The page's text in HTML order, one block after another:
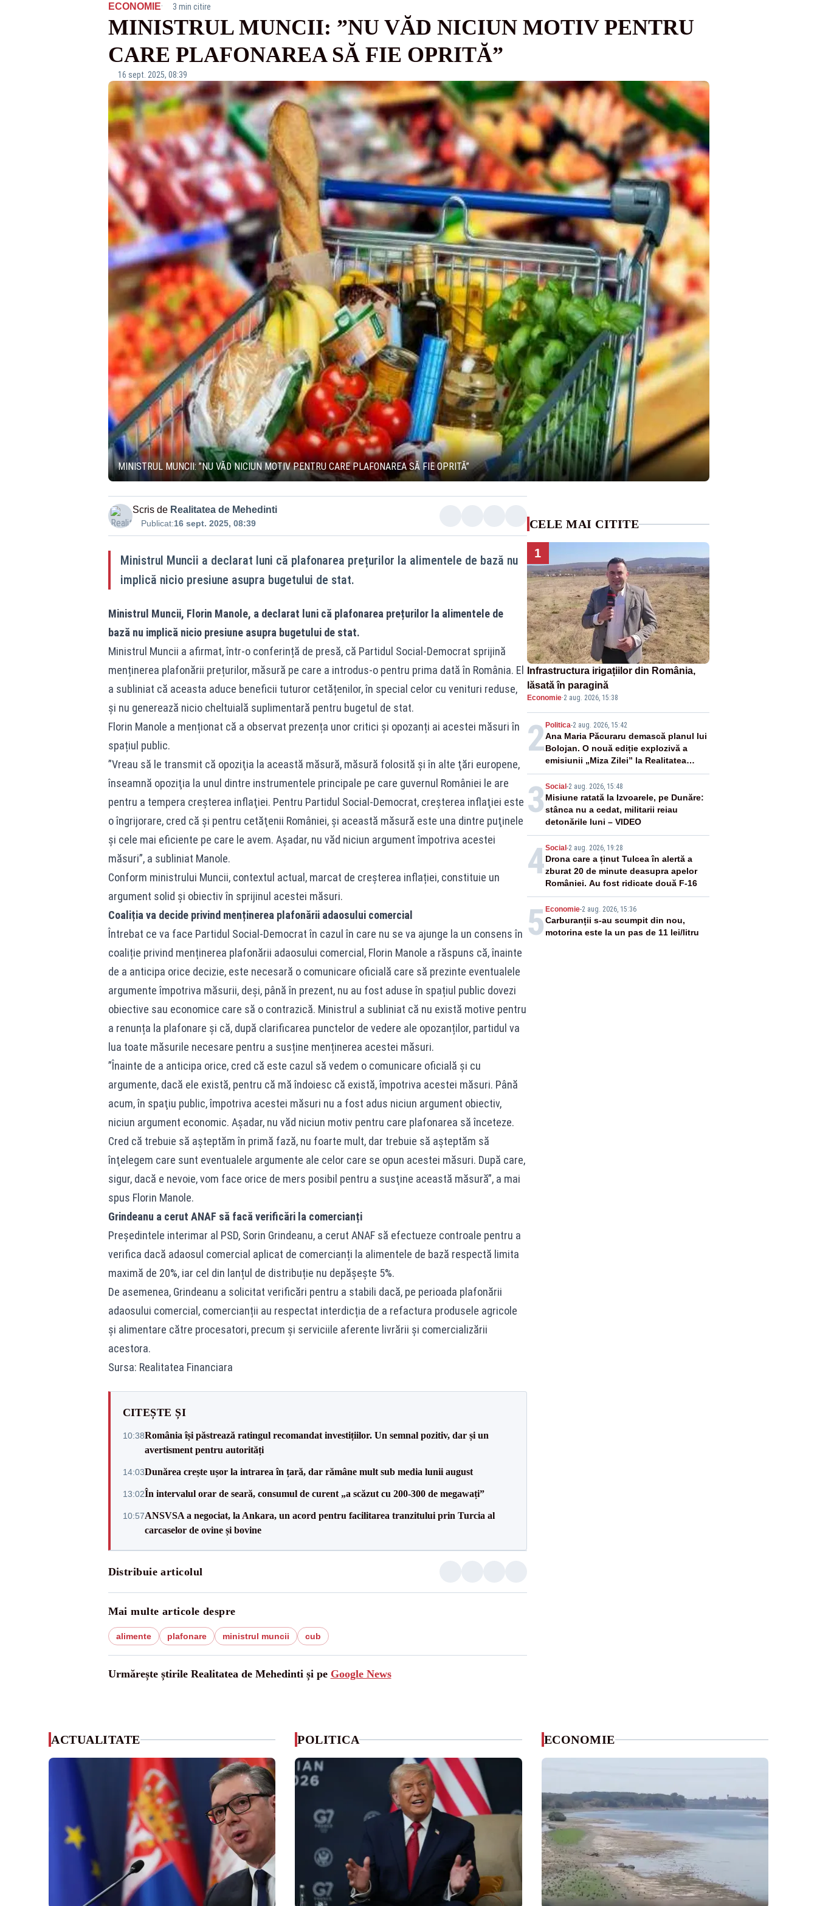
ECONOMIE· 3 min citire
MINISTRUL MUNCII: ”NU VĂD NICIUN MOTIV PENTRU
CARE PLAFONAREA SĂ FIE OPRITĂ”
16 sept. 2025, 08:39
MINISTRUL MUNCII: ”NU VĂD NICIUN MOTIV PENTRU CARE PLAFONAREA SĂ FIE OPRITĂ”
Scris de Realitatea de Mehedinti
Publicat:16 sept. 2025, 08:39
Ministrul Muncii a declarat luni că plafonarea prețurilor la alimentele de bază nu
implică nicio presiune asupra bugetului de stat.
Ministrul Muncii, Florin Manole, a declarat luni că plafonarea prețurilor la alimentele de
bază nu implică nicio presiune asupra bugetului de stat.
Ministrul Muncii a afirmat, într-o conferință de presă, că Partidul Social-Democrat sprijină
menținerea plafonării prețurilor, măsură pe care a introdus-o pentru prima dată în România. El
a subliniat că aceasta aduce beneficii tuturor cetățenilor, în special celor cu venituri reduse,
și nu generează nicio cheltuială suplimentară pentru bugetul de stat.
Florin Manole a menționat că a observat prezența unor critici și opozanți ai acestei măsuri în
spațiul public.
”Vreau să le transmit că opoziţia la această măsură, măsură folosită şi în alte ţări europene,
înseamnă opoziţia la unul dintre instrumentele principale pe care guvernul României le are
pentru a tempera creşterea inflaţiei. Pentru Partidul Social-Democrat, creşterea inflaţiei este
o îngrijorare, cred că şi pentru cetăţenii României, şi această măsură este una dintre puţinele
şi cele mai eficiente pe care le avem. Aşadar, nu văd niciun argument împotriva acestei
măsuri”, a subliniat Manole.
Conform ministrului Muncii, contextul actual, marcat de creșterea inflației, constituie un
argument solid și obiectiv în sprijinul acestei măsuri.
Coaliția va decide privind menținerea plafonării adaosului comercial
Întrebat ce va face Partidul Social-Democrat în cazul în care nu se va ajunge la un consens în
coaliție privind menținerea plafonării adaosului comercial, Florin Manole a răspuns că, înainte
de a anticipa orice decizie, este necesară o comunicare oficială care să prezinte eventualele
argumente împotriva măsurii, deși, până în prezent, nu au fost aduse în spațiul public dovezi
obiective sau economice care să o contrazică. Ministrul a subliniat că nu există motive pentru
a renunța la plafonare și că, după clarificarea punctelor de vedere ale opozanților, partidul va
lua toate măsurile necesare pentru a susține menținerea acestei măsuri.
”Înainte de a anticipa orice, cred că este cazul să vedem o comunicare oficială şi cu
argumente, dacă ele există, pentru că mă îndoiesc că există, împotriva acestei măsuri. Până
acum, în spaţiu public, împotriva acestei măsuri nu a fost adus niciun argument obiectiv,
niciun argument economic. Aşadar, nu văd niciun motiv pentru care plafonarea să înceteze.
Cred că trebuie să aşteptăm în primă fază, nu foarte mult, dar trebuie să aşteptăm să
înţelegem care sunt eventualele argumente ale celor care se opun acestei măsuri. După care,
sigur, dacă e nevoie, vom face orice de mers posibil pentru a susţine această măsură”, a mai
spus Florin Manole.
Grindeanu a cerut ANAF să facă verificări la comercianți
Președintele interimar al PSD, Sorin Grindeanu, a cerut ANAF să efectueze controale pentru a
verifica dacă adaosul comercial aplicat de comercianți la alimentele de bază respectă limita
maximă de 20%, iar cel din lanțul de distribuție nu depășește 5%.
De asemenea, Grindeanu a solicitat verificări pentru a stabili dacă, pe perioada plafonării
adaosului comercial, comercianții au respectat interdicția de a refactura produsele agricole
și alimentare către procesatori, precum și serviciile aferente livrării și comercializării
acestora.
Sursa: Realitatea Financiara
CITEȘTE ȘI
10:38România își păstrează ratingul recomandat investițiilor. Un semnal pozitiv, dar și un
avertisment pentru autorități
14:03Dunărea crește ușor la intrarea în țară, dar rămâne mult sub media lunii august
13:02În intervalul orar de seară, consumul de curent „a scăzut cu 200-300 de megawați”
10:57ANSVSA a negociat, la Ankara, un acord pentru facilitarea tranzitului prin Turcia al
carcaselor de ovine și bovine
Distribuie articolul
Mai multe articole despre
alimente plafonare ministrul muncii cub
Urmărește știrile Realitatea de Mehedinti și pe Google News
CELE MAI CITITE
1
Infrastructura irigațiilor din România,
lăsată în paragină
Economie·2 aug. 2026, 15:38
2 Politica-2 aug. 2026, 15:42
Ana Maria Păcuraru demască planul lui
Bolojan. O nouă ediție explozivă a
emisiunii „Miza Zilei” la Realitatea
PLUS
3 Social -2 aug. 2026, 15:48
Misiune ratată la Izvoarele, pe Dunăre:
stânca nu a cedat, militarii reiau
detonările luni – VIDEO
4Social -2 aug. 2026, 19:28
Drona care a ținut Tulcea în alertă a
zburat 20 de minute deasupra apelor
României. Au fost ridicate două F-16
5 Economie-2 aug. 2026, 15:36
Carburanții s-au scumpit din nou,
motorina este la un pas de 11 lei/litru
ACTUALITATE POLITICA ECONOMIE